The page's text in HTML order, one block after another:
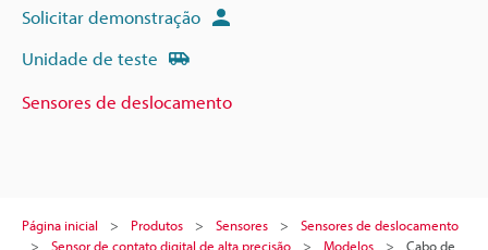
Solicitar demonstração
Unidade de teste
Sensores de deslocamento
Página inicial Produtos Sensores
Sensores de deslocamento
Sensor de contato digital de alta precisão
Modelos
Cabo de